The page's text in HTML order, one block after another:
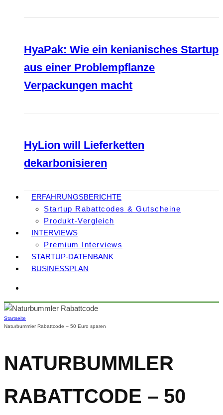
HyaPak: Wie ein kenianisches Startup
aus einer Problempflanze
Verpackungen macht
HyLion will Lieferketten
dekarbonisieren
ERFAHRUNGSBERICHTE
Startup Rabattcodes & Gutscheine
Produkt-Vergleich
INTERVIEWS
Premium Interviews
STARTUP-DATENBANK
BUSINESSPLAN
Startseite
Naturbummler Rabattcode – 50 Euro sparen
NATURBUMMLER
RABATTCODE – 50